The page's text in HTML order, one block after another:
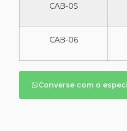
CAB-05
CAB-06
Converse com o